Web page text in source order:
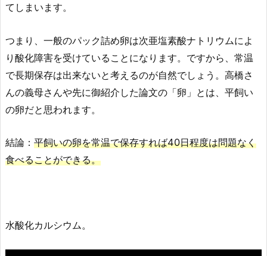
てしまいます。
つまり、一般のパック詰め卵は次亜塩素酸ナトリウムによ
り酸化障害を受けていることになります。ですから、常温
で長期保存は出来ないと考えるのが自然でしょう。高橋さ
んの義母さんや先に御紹介した論文の「卵」とは、平飼い
の卵だと思われます。
結論： 平飼いの卵を常温で保存すれば40日程度は問題なく
食べることができる。
水酸化カルシウム。